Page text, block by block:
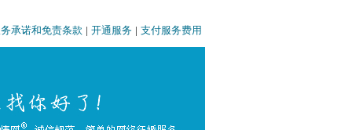
承诺和免责条款 | 开通服务 | 支付服务费用